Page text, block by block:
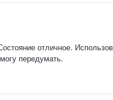
отличное.
передумать.